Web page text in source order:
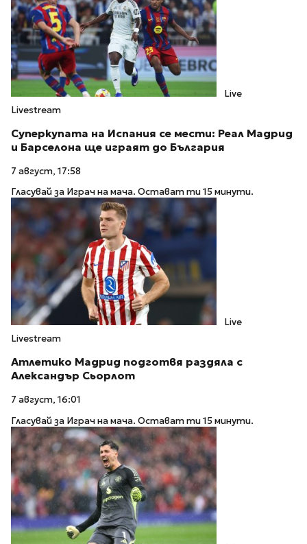
Live
Livestream
Суперкупата на Испания се мести: Реал Мадрид
и Барселона ще играят до България
7 август, 17:58
Гласувай за Играч на мача. Остават ти 15 минути.
Live
Livestream
Атлетико Мадрид подготвя раздяла с
Александър Сьорлот
7 август, 16:01
Гласувай за Играч на мача. Остават ти 15 минути.